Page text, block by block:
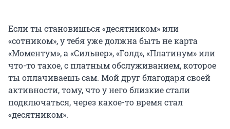
Если ты становишься «десятником» или
«сотником», у тебя уже должна быть не карта
«Моментум», а «Сильвер», «Голд», «Платинум» или
что-то такое, с платным обслуживанием, которое
ты оплачиваешь сам. Мой друг благодаря своей
активности, тому, что у него близкие стали
подключаться, через какое-то время стал
«десятником».